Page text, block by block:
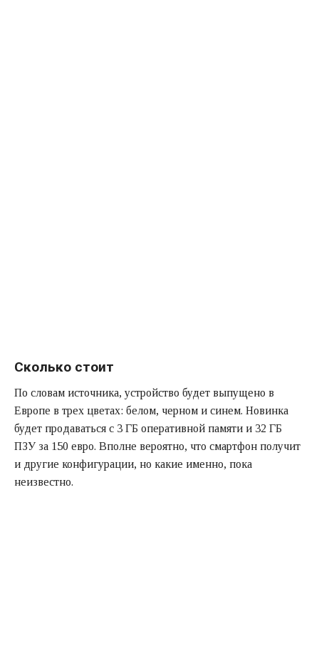
Сколько стоит
По словам источника, устройство будет выпущено в
Европе в трех цветах: белом, черном и синем. Новинка
будет продаваться с 3 ГБ оперативной памяти и 32 ГБ
ПЗУ за 150 евро. Вполне вероятно, что смартфон получит
и другие конфигурации, но какие именно, пока
неизвестно.